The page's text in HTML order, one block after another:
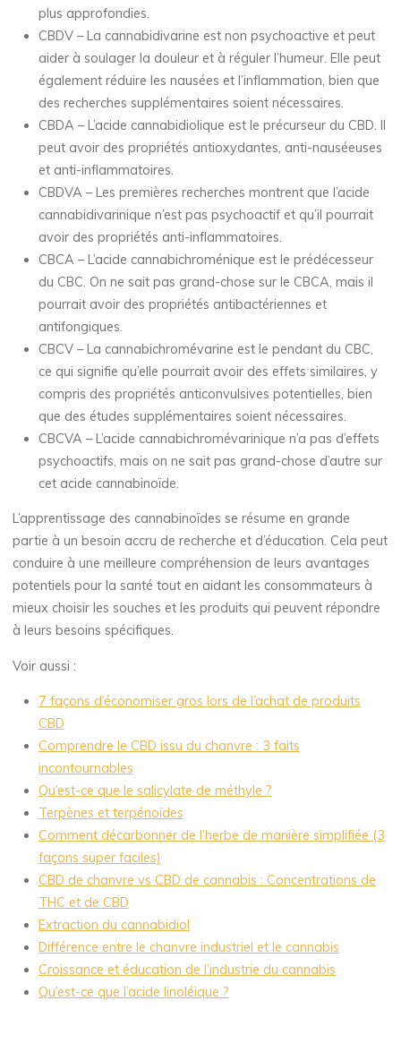
plus approfondies.
CBDV – La cannabidivarine est non psychoactive et peut
aider à soulager la douleur et à réguler l’humeur. Elle peut
également réduire les nausées et l’inflammation, bien que
des recherches supplémentaires soient nécessaires.
CBDA – L’acide cannabidiolique est le précurseur du CBD. Il
peut avoir des propriétés antioxydantes, anti-nauséeuses
et anti-inflammatoires.
CBDVA – Les premières recherches montrent que l’acide
cannabidivarinique n’est pas psychoactif et qu’il pourrait
avoir des propriétés anti-inflammatoires.
CBCA – L’acide cannabichroménique est le prédécesseur
du CBC. On ne sait pas grand-chose sur le CBCA, mais il
pourrait avoir des propriétés antibactériennes et
antifongiques.
CBCV – La cannabichromévarine est le pendant du CBC,
ce qui signifie qu’elle pourrait avoir des effets similaires, y
compris des propriétés anticonvulsives potentielles, bien
que des études supplémentaires soient nécessaires.
CBCVA – L’acide cannabichromévarinique n’a pas d’effets
psychoactifs, mais on ne sait pas grand-chose d’autre sur
cet acide cannabinoïde.
L’apprentissage des cannabinoïdes se résume en grande
partie à un besoin accru de recherche et d’éducation. Cela peut
conduire à une meilleure compréhension de leurs avantages
potentiels pour la santé tout en aidant les consommateurs à
mieux choisir les souches et les produits qui peuvent répondre
à leurs besoins spécifiques.
Voir aussi :
7 façons d’économiser gros lors de l’achat de produits
CBD
Comprendre le CBD issu du chanvre : 3 faits
incontournables
Qu’est-ce que le salicylate de méthyle ?
Terpènes et terpénoïdes
Comment décarbonner de l’herbe de manière simplifiée (3
façons super faciles)
CBD de chanvre vs CBD de cannabis : Concentrations de
THC et de CBD
Extraction du cannabidiol
Différence entre le chanvre industriel et le cannabis
Croissance et éducation de l’industrie du cannabis
Qu’est-ce que l’acide linoléique ?